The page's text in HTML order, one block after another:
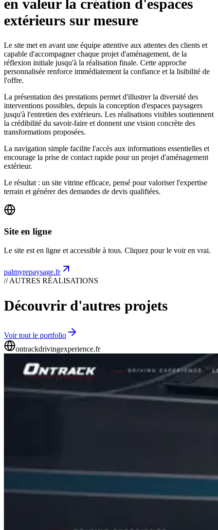
en valeur la création d'espaces
extérieurs sur mesure
Le site met en avant une équipe attentive aux attentes des clients et
capable d'accompagner chaque projet d'aménagement, de la
réflexion initiale jusqu'à la réalisation finale. Cette approche
personnalisée renforce immédiatement la confiance et la lisibilité de
l'offre.
La présentation des prestations permet d'illustrer la diversité des
interventions possibles, depuis la conception d'espaces paysagers
jusqu'à l'entretien des extérieurs. Les réalisations visibles soutiennent
la crédibilité du savoir-faire et donnent une vision concrète des
transformations proposées.
La navigation simple facilite l'accès aux informations essentielles et
encourage la prise de contact rapide pour un projet d'aménagement
extérieur.
Le résultat : un site vitrine efficace, pensé pour valoriser l'expertise
terrain et générer des demandes de devis qualifiées.
Site en ligne
Le site est en ligne et accessible à tous. Cliquez pour le voir en vrai.
palmyrepaysage.fr
// AUTRES RÉALISATIONS
Découvrir d'autres projets
Voir tout le portfolio
ontrackdrivingexperience.fr